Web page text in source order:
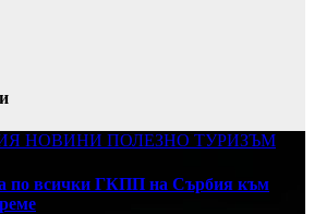
НОВИНИ ПОЛЕЗНО ТУРИЗЪМ
по всички ГКПП на Сърбия към